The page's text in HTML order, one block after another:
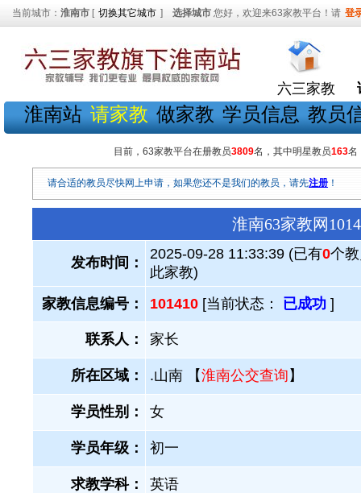
当前城市： 淮南市 [ 切换其它城市 ] 选择城市 您好，欢迎来63家教平台！请 登
六三家教
淮南站 请家教 做家教 学员信息 教员
目前，63家教平台在册教员3809名，其中明星教员163名
请合适的教员尽快网上申请，如果您还不是我们的教员，请先注册 ！
淮南63家教网
发布时间：
2025-09-28 11:33:39 (已有0个
此家教)
家教信息编号：
101410 [当前状态： 已成功 ]
联系人： 家长
所在区域： .山南 【淮南公交查询 】
学员性别： 女
学员年级： 初一
求教学科： 英语